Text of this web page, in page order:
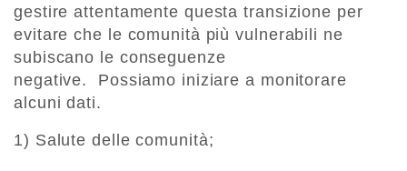
gestire attentamente questa transizione per
evitare che le comunità più vulnerabili ne
subiscano le conseguenze
negative. Possiamo iniziare a monitorare
alcuni dati.
1) Salute delle comunità;